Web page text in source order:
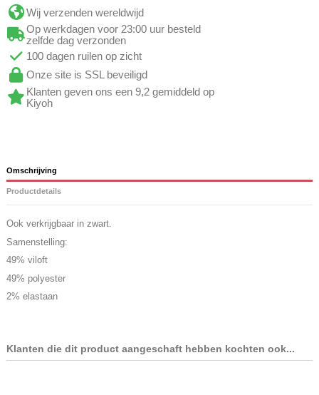
Wij verzenden wereldwijd
Op werkdagen voor 23:00 uur besteld
zelfde dag verzonden
100 dagen ruilen op zicht
Onze site is SSL beveiligd
Klanten geven ons een 9,2 gemiddeld op
Kiyoh
Omschrijving
Productdetails
Ook verkrijgbaar in zwart.
Samenstelling:
49% viloft
49% polyester
2% elastaan
Klanten die dit product aangeschaft hebben kochten ook...